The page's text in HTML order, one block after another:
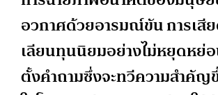
อวกาศด้วยอารมณ์ขัน การเสี
เลียนทุนนิยมอย่างไม่หยุดหย่
ตั้งคำถามซึ่งจะทวีความสำคัญ